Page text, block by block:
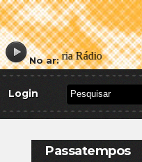
No ar:
Login
Passatempos